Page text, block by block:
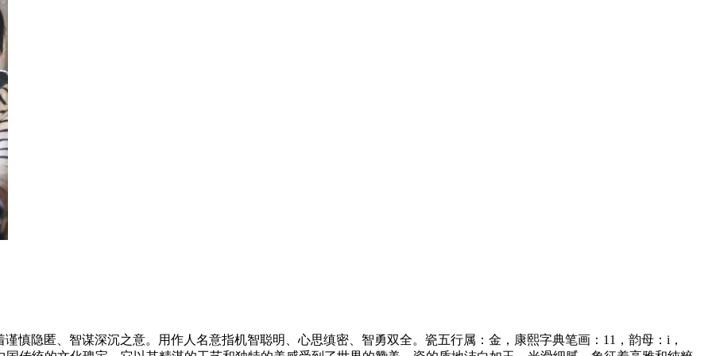
慎隐匿、智谋深沉之意。用作人名意指机智聪明、心思缜密、智勇双全。瓷五行属：金，康熙字典笔画：11，韵母：i，